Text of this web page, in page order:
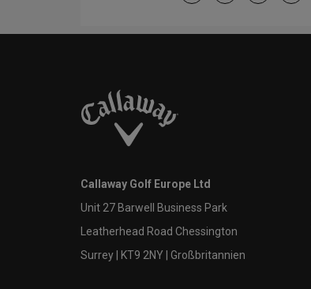
Callaway Golf Europe Ltd
Unit 27 Barwell Business Park
Leatherhead Road Chessington
Surrey | KT9 2NY | Großbritannien